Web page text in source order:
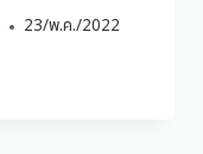
23/พ.ค./2022